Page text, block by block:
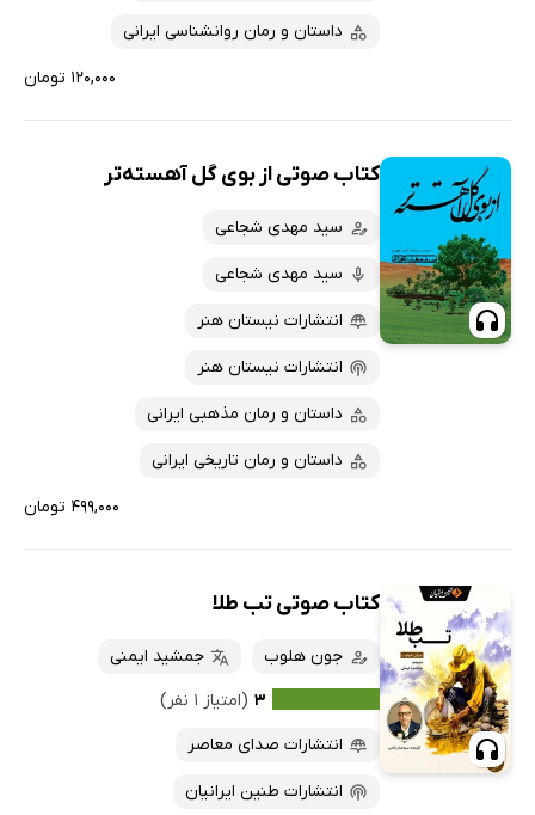
داستان و رمان روانشناسی ایرانی
۱۲۰,۰۰۰ تومان
کتاب صوتی از بوی گل آهسته‌تر
سید مهدی شجاعی
سید مهدی شجاعی
انتشارات نیستان هنر
انتشارات نیستان هنر
داستان و رمان مذهبی ایرانی
داستان و رمان تاریخی ایرانی
۴۹۹,۰۰۰ تومان
کتاب صوتی تب طلا
جون هلوب
جمشید ایمنی
۳ (امتیاز ۱ نفر)
انتشارات صدای معاصر
انتشارات طنین ایرانیان